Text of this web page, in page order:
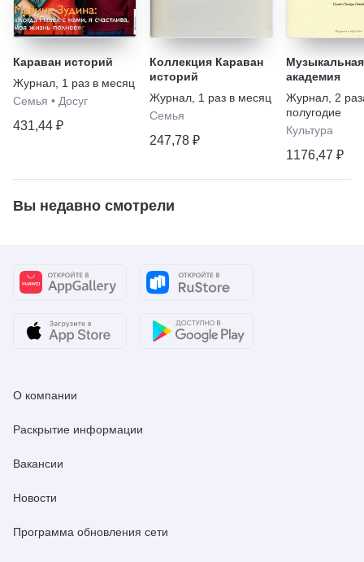
Караван историй
Журнал 1 раз в месяц
Семья • Досуг
431,44 ₽
Коллекция Караван
историй
Журнал 1 раз в месяц
Семья
247,78 ₽
Музыкальная
академия
Журнал 2
полугодие
Культура
1176,47 ₽
Вы недавно смотрели
О компании
Раскрытие информации
Вакансии
Новости
Программа обновления сети